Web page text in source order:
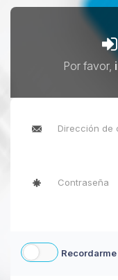
Por favor,
Recordarme